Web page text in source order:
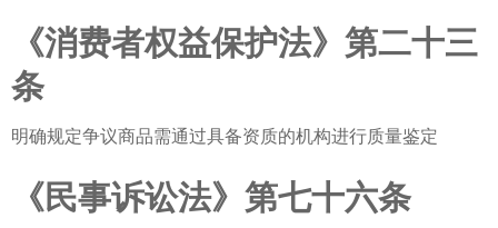
《消费者权益保护法》第二十三
条
明确规定争议商品需通过具备资质的机构进行质量鉴定
《民事诉讼法》第七十六条